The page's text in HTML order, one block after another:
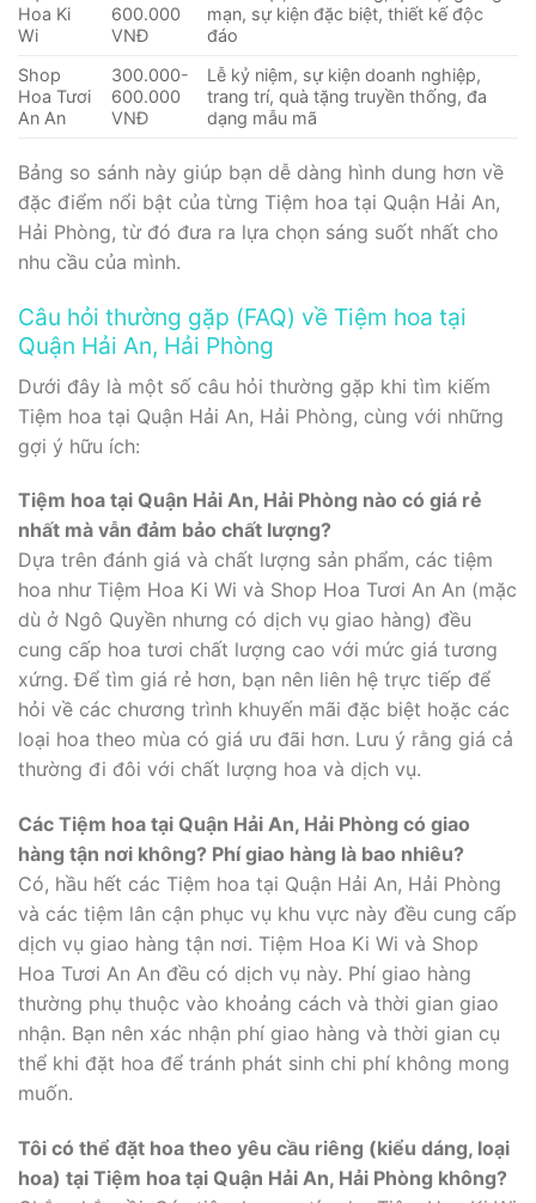
Hoa Ki
Wi
600.000
VNĐ
mạn, sự kiện đặc biệt, thiết kế độc
đáo
Shop
Hoa Tươi
An An
300.000-
600.000
VNĐ
Lễ kỷ niệm, sự kiện doanh nghiệp,
trang trí, quà tặng truyền thống, đa
dạng mẫu mã
Bảng so sánh này giúp bạn dễ dàng hình dung hơn về
đặc điểm nổi bật của từng Tiệm hoa tại Quận Hải An,
Hải Phòng, từ đó đưa ra lựa chọn sáng suốt nhất cho
nhu cầu của mình.
Câu hỏi thường gặp (FAQ) về Tiệm hoa tại
Quận Hải An, Hải Phòng
Dưới đây là một số câu hỏi thường gặp khi tìm kiếm
Tiệm hoa tại Quận Hải An, Hải Phòng, cùng với những
gợi ý hữu ích:
Tiệm hoa tại Quận Hải An, Hải Phòng nào có giá rẻ
nhất mà vẫn đảm bảo chất lượng?
Dựa trên đánh giá và chất lượng sản phẩm, các tiệm
hoa như Tiệm Hoa Ki Wi và Shop Hoa Tươi An An (mặc
dù ở Ngô Quyền nhưng có dịch vụ giao hàng) đều
cung cấp hoa tươi chất lượng cao với mức giá tương
xứng. Để tìm giá rẻ hơn, bạn nên liên hệ trực tiếp để
hỏi về các chương trình khuyến mãi đặc biệt hoặc các
loại hoa theo mùa có giá ưu đãi hơn. Lưu ý rằng giá cả
thường đi đôi với chất lượng hoa và dịch vụ.
Các Tiệm hoa tại Quận Hải An, Hải Phòng có giao
hàng tận nơi không? Phí giao hàng là bao nhiêu?
Có, hầu hết các Tiệm hoa tại Quận Hải An, Hải Phòng
và các tiệm lân cận phục vụ khu vực này đều cung cấp
dịch vụ giao hàng tận nơi. Tiệm Hoa Ki Wi và Shop
Hoa Tươi An An đều có dịch vụ này. Phí giao hàng
thường phụ thuộc vào khoảng cách và thời gian giao
nhận. Bạn nên xác nhận phí giao hàng và thời gian cụ
thể khi đặt hoa để tránh phát sinh chi phí không mong
muốn.
Tôi có thể đặt hoa theo yêu cầu riêng (kiểu dáng, loại
hoa) tại Tiệm hoa tại Quận Hải An, Hải Phòng không?